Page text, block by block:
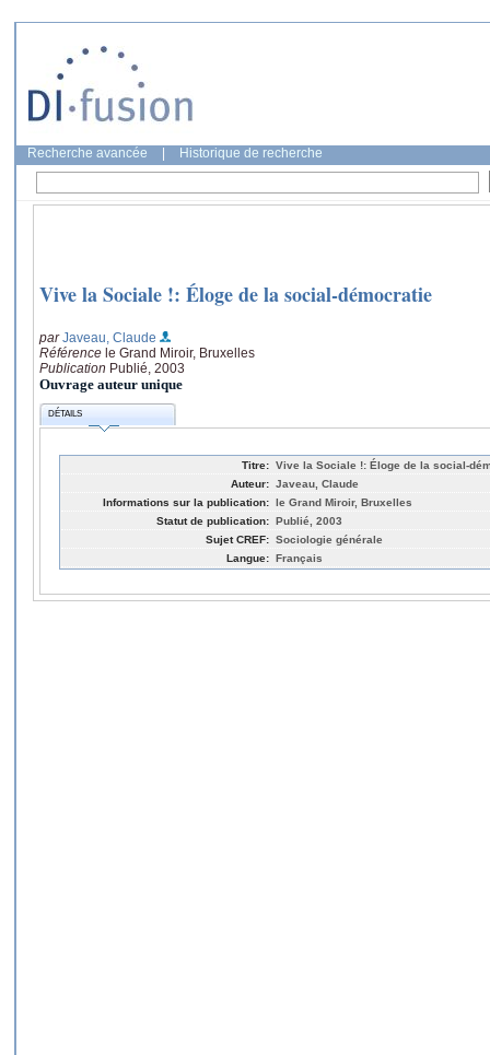
Recherche avancée Historique de recherche
Vive la Sociale !: Éloge de la social-démocratie
parJaveau, Claude
Référence le Grand Miroir, Bruxelles
Publication Publié, 2003
Ouvrage auteur unique
DÉTAILS
Titre: Vive la Sociale !: Éloge de la social-
Auteur: Javeau, Claude
Informations sur la publication: le Grand Miroir, Bruxelles
Statut de publication: Publié, 2003
Sujet CREF: Sociologie générale
Langue: Français